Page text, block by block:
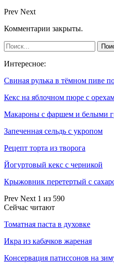
Prev Next
Комментарии закрыты.
Интересное:
Свиная рулька в тёмном пиве
Кекс на яблочном пюре с
Макароны с фаршем и белыми
Запеченная сельдь с укропом
Рецепт торта из творога
Йогуртовый кекс с черникой
Крыжовник перетертый с
Prev Next 1 из 590
Сейчас читают
Томатная паста в духовке
Икра из кабачков жареная
Консервация патиссонов на